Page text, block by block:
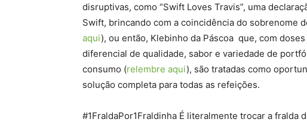
disruptivas, como “Swift Loves Travis”, uma
Swift, brincando com a coincidência do sobrenome
aqui), ou então, Klebinho da Páscoa que, com
diferencial de qualidade, sabor e variedade de
consumo (relembre aqui), são tratadas como
solução completa para todas as refeições.
#1FraldaPor1Fraldinha É literalmente trocar a fralda